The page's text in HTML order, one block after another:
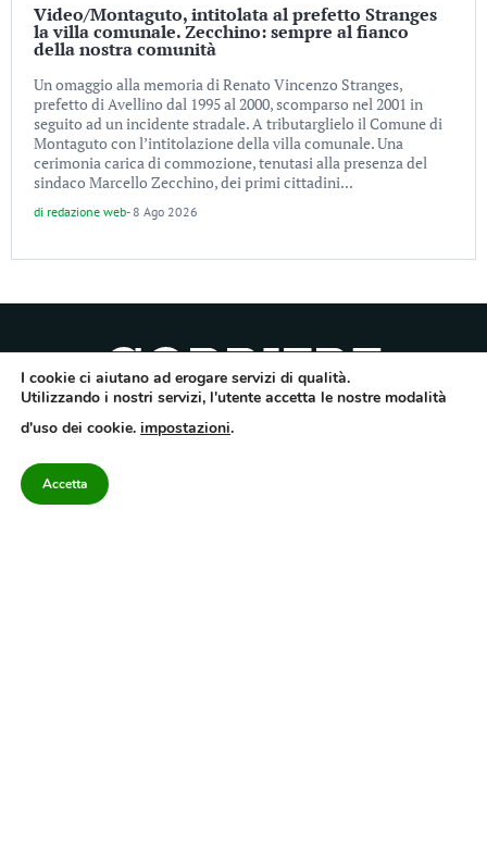
Video/Montaguto, intitolata al prefetto Stranges
la villa comunale. Zecchino: sempre al fianco
della nostra comunità
Un omaggio alla memoria di Renato Vincenzo Stranges,
prefetto di Avellino dal 1995 al 2000, scomparso nel 2001 in
seguito ad un incidente stradale. A tributarglielo il Comune di
Montaguto con l’intitolazione della villa comunale. Una
cerimonia carica di commozione, tenutasi alla presenza del
sindaco Marcello Zecchino, dei primi cittadini...
di redazione web- 8 Ago 2026
10/9/2012. Iscritto nel Registro Operatori di Comunicazione al n.7671
Avellino – Cap.Soc. 20.000 € – REA 187346 – PI/CF. Reg. naz. stampa 10218/99
I cookie ci aiutano ad erogare servizi di qualità.
Utilizzando i nostri servizi, l'utente accetta le nostre modalità
d'uso dei cookie. impostazioni.
Accetta